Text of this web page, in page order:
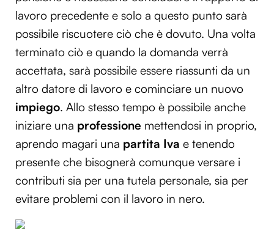
lavoro precedente e solo a questo punto sarà
possibile riscuotere ciò che è dovuto. Una volta
terminato ciò e quando la domanda verrà
accettata, sarà possibile essere riassunti da un
altro datore di lavoro e cominciare un nuovo
impiego. Allo stesso tempo è possibile anche
iniziare una professione mettendosi in proprio,
aprendo magari una partita Iva e tenendo
presente che bisognerà comunque versare i
contributi sia per una tutela personale, sia per
evitare problemi con il lavoro in nero.